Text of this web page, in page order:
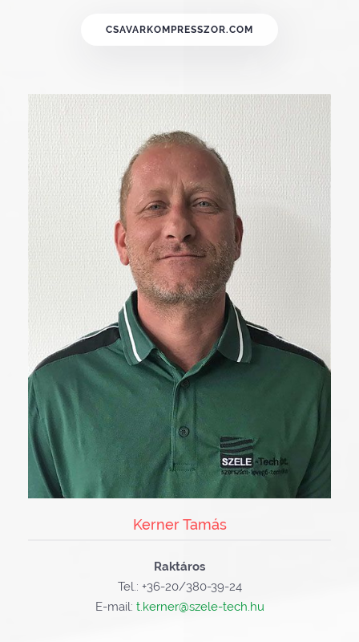
CSAVARKOMPRESSZOR.COM
Kerner Tamás
Raktáros
Tel.: +36-20/380-39-24
E-mail: t.kerner@szele-tech.hu